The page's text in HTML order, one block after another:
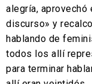
alegría, aprovechó
discurso» y
hablando de
todos los allí
para terminar